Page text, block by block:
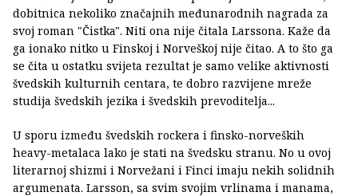
dobitnica nekoliko značajnih međunarodnih nagrada za
svoj roman "Čistka". Niti ona nije čitala Larssona. Kaže da
ga ionako nitko u Finskoj i Norveškoj nije čitao. A to što ga
se čita u ostatku svijeta rezultat je samo velike aktivnosti
švedskih kulturnih centara, te dobro razvijene mreže
studija švedskih jezika i švedskih prevoditelja...
U sporu između švedskih rockera i finsko-norveških
heavy-metalaca lako je stati na švedsku stranu. No u ovoj
literarnoj shizmi i Norvežani i Finci imaju nekih solidnih
argumenata. Larsson, sa svim svojim vrlinama i manama,